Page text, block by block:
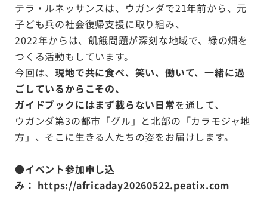
テラ・ルネッサンスは、ウガンダで21年前から、元
子ども兵の社会復帰支援に取り組み、
2022年からは、飢餓問題が深刻な地域で、緑の畑を
つくる活動もしています。
今回は、現地で共に食べ、笑い、働いて、一緒に過
ごしているからこその、
ガイドブックにはまず載らない日常を通して、
ウガンダ第3の都市「グル」と北部の「カラモジャ地
方」、そこに生きる人たちの姿をお届けします。
●イベント参加申し込
み： https://africaday20260522.peatix.com